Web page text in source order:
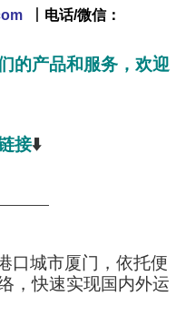
电话/微信：
的产品和服务，欢迎
接⬇️
口城市厦门，依托便
，快速实现国内外运